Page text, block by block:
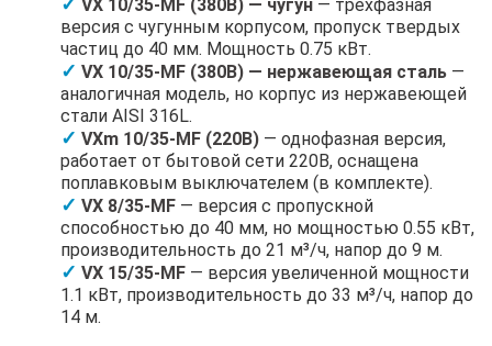
VX 10/35-MF (380В) — чугун — трехфазная
версия с чугунным корпусом, пропуск твердых
частиц до 40 мм. Мощность 0.75 кВт.
VX 10/35-MF (380В) — нержавеющая сталь —
аналогичная модель, но корпус из нержавеющей
стали AISI 316L.
VXm 10/35-MF (220В) — однофазная версия,
работает от бытовой сети 220В, оснащена
поплавковым выключателем (в комплекте).
VX 8/35-MF — версия с пропускной
способностью до 40 мм, но мощностью 0.55 кВт,
производительность до 21 м³/ч, напор до 9 м.
VX 15/35-MF — версия увеличенной мощности
1.1 кВт, производительность до 33 м³/ч, напор до
14 м.